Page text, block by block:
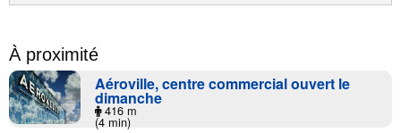
À proximité
Aéroville, centre commercial ouvert le
dimanche
416 m
(4 min)